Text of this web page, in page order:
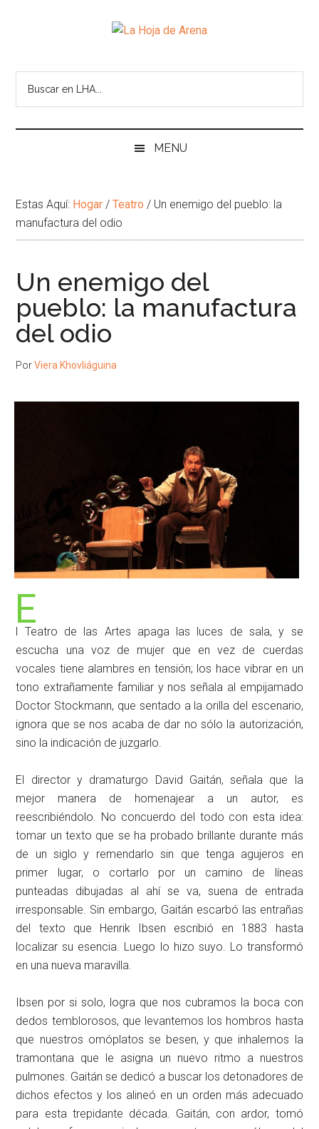
Lateral
paginaHoja
de
de
temas
MENU
Estas Aquí: Hogar / Teatro / Un enemigo del pueblo: la
manufactura del odio
Un enemigo del
pueblo: la manufactura
del odio
PorViera Khovliáguina
E
l Teatro de las Artes apaga las luces de sala, y se
escucha una voz de mujer que en vez de cuerdas
vocales tiene alambres en tensión; los hace vibrar en un
tono extrañamente familiar y nos señala al empijamado
Doctor Stockmann, que sentado a la orilla del escenario,
ignora que se nos acaba de dar no sólo la autorización,
sino la indicación de juzgarlo.
El director y dramaturgo David Gaitán, señala que la
mejor manera de homenajear a un autor, es
reescribiéndolo. No concuerdo del todo con esta idea:
tomar un texto que se ha probado brillante durante más
de un siglo y remendarlo sin que tenga agujeros en
primer lugar, o cortarlo por un camino de líneas
punteadas dibujadas al ahí se va, suena de entrada
irresponsable. Sin embargo, Gaitán escarbó las entrañas
del texto que Henrik Ibsen escribió en 1883 hasta
localizar su esencia. Luego lo hizo suyo. Lo transformó
en una nueva maravilla.
Ibsen por si solo, logra que nos cubramos la boca con
dedos temblorosos, que levantemos los hombros hasta
que nuestros omóplatos se besen, y que inhalemos la
tramontana que le asigna un nuevo ritmo a nuestros
pulmones. Gaitán se dedicó a buscar los detonadores de
dichos efectos y los alineó en un orden más adecuado
para esta trepidante década. Gaitán, con ardor, tomó